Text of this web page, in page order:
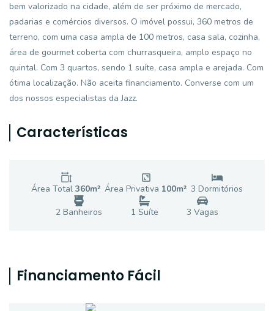
bem valorizado na cidade, além de ser próximo de mercado,
padarias e comércios diversos. O imóvel possui, 360 metros de
terreno, com uma casa ampla de 100 metros, casa sala, cozinha,
área de gourmet coberta com churrasqueira, amplo espaço no
quintal. Com 3 quartos, sendo 1 suíte, casa ampla e arejada. Com
ótima localização. Não aceita financiamento. Converse com um
dos nossos especialistas da Jazz.
Características
Área Total 360m² Área Privativa 100m² 3 Dormitórios
2 Banheiros 1 Suíte 3 Vagas
Financiamento Fácil